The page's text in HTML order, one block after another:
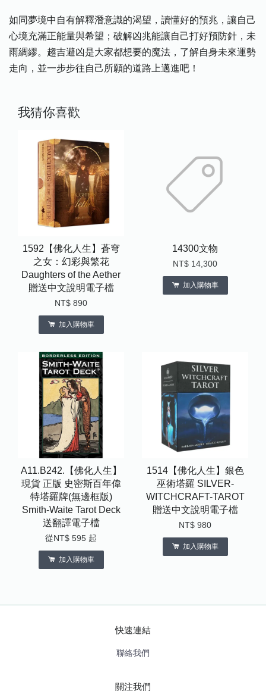
如同夢境中自有解釋潛意識的渴望，讀懂好的預兆，讓自己
心境充滿正能量與希望；破解凶兆能讓自己打好預防針，未
雨綢繆。趨吉避凶是大家都想要的魔法，了解自身未來運勢
走向，並一步步往自己所願的道路上邁進吧！
我猜你喜歡
1592【佛化人生】蒼穹
之女：幻彩與繁花
Daughters of the Aether
贈送中文說明電子檔
NT$ 890
加入購物車
14300文物
NT$ 14,300
加入購物車
A11.B242.【佛化人生】
現貨 正版 史密斯百年偉
特塔羅牌(無邊框版)
Smith-Waite Tarot Deck
送翻譯電子檔
從NT$ 595 起
加入購物車
1514【佛化人生】銀色
巫術塔羅 SILVER-
WITCHCRAFT-TAROT
贈送中文說明電子檔
NT$ 980
加入購物車
快速連結
聯絡我們
關注我們